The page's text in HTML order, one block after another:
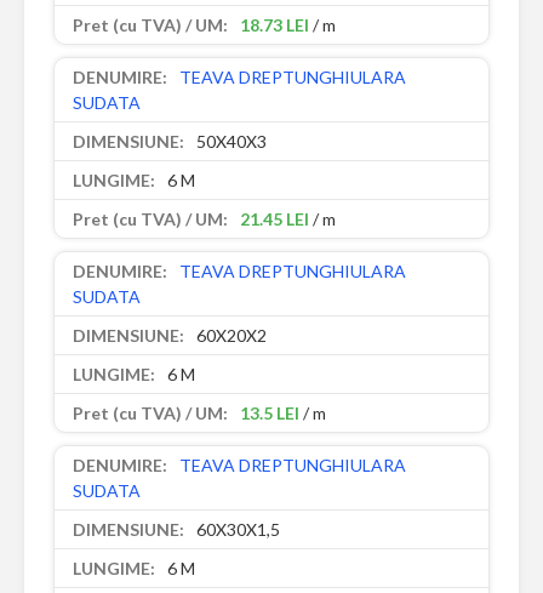
18.73 LEI / m
TEAVA DREPTUNGHIULARA
SUDATA
50X40X3
6 M
21.45 LEI / m
TEAVA DREPTUNGHIULARA
SUDATA
60X20X2
6 M
13.5 LEI / m
TEAVA DREPTUNGHIULARA
SUDATA
60X30X1,5
6 M